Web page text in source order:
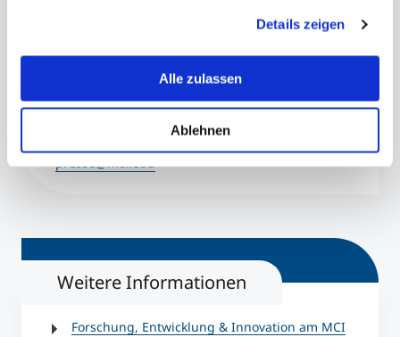
erklären Ihnen genau, was eine Datenübermittlung in die
USA bedeuten kann.
Details zeigen
Alle zulassen
Ablehnen
Kontakt
presse@mci.edu
Weitere Informationen
Forschung, Entwicklung & Innovation am MCI